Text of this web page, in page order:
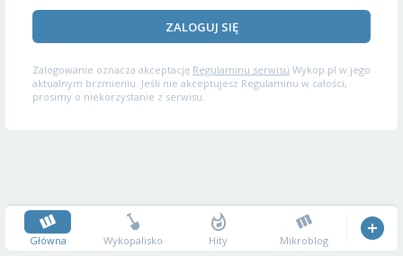
ZALOGUJ SIĘ
Zalogowanie oznacza akceptację Regulaminu serwisu Wykop.pl w jego
aktualnym brzmieniu. Jeśli nie akceptujesz Regulaminu w całości,
prosimy o niekorzystanie z serwisu.
Główna Wykopalisko Hity Mikroblog